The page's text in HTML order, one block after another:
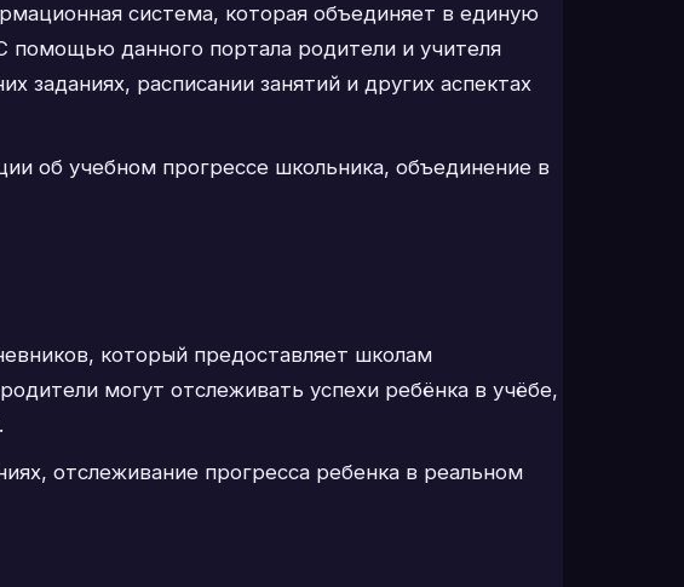
система, которая объединяет в единую
помощью данного портала родители и учителя
расписании занятий и других аспектах
об учебном прогрессе школьника, объединение в
который предоставляет школам
могут отслеживать успехи ребёнка в учёбе,
отслеживание прогресса ребенка в реальном